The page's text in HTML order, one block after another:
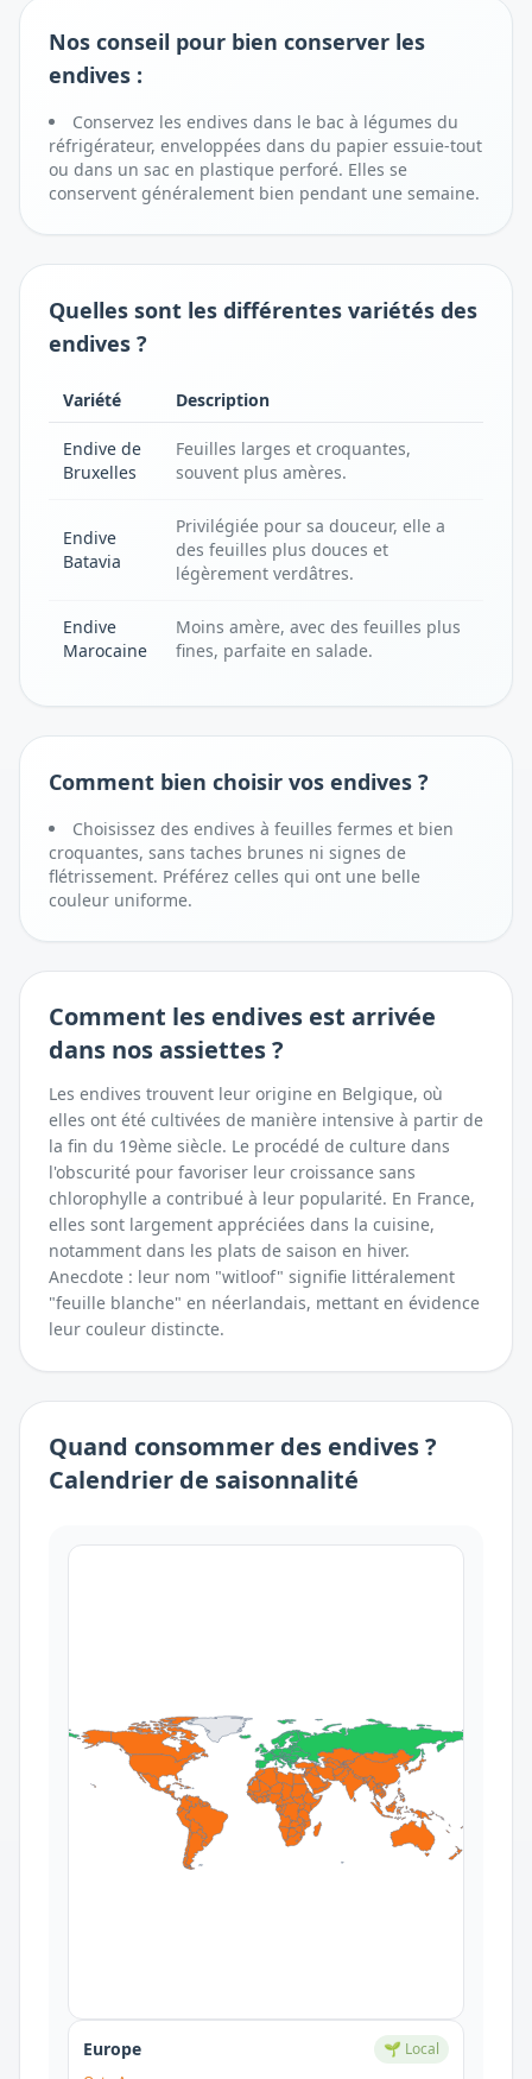
Nos conseil pour bien conserver les
endives :
Conservez les endives dans le bac à légumes du
réfrigérateur, enveloppées dans du papier essuie-tout
ou dans un sac en plastique perforé. Elles se
conservent généralement bien pendant une semaine.
Quelles sont les différentes variétés des
endives ?
Variété Description
Endive de
Bruxelles
Feuilles larges et croquantes,
souvent plus amères.
Endive
Batavia
Privilégiée pour sa douceur, elle a
des feuilles plus douces et
légèrement verdâtres.
Endive
Marocaine
Moins amère, avec des feuilles plus
fines, parfaite en salade.
Comment bien choisir vos endives ?
Choisissez des endives à feuilles fermes et bien
croquantes, sans taches brunes ni signes de
flétrissement. Préférez celles qui ont une belle
couleur uniforme.
Comment les endives est arrivée
dans nos assiettes ?
Les endives trouvent leur origine en Belgique, où
elles ont été cultivées de manière intensive à partir de
la fin du 19ème siècle. Le procédé de culture dans
l'obscurité pour favoriser leur croissance sans
chlorophylle a contribué à leur popularité. En France,
elles sont largement appréciées dans la cuisine,
notamment dans les plats de saison en hiver.
Anecdote : leur nom "witloof" signifie littéralement
"feuille blanche" en néerlandais, mettant en évidence
leur couleur distincte.
Quand consommer des endives?
Calendrier de saisonnalité
Europe
🌱 Local